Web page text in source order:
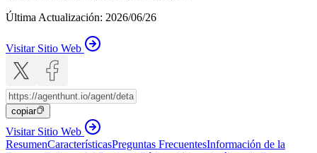
Última Actualización: 2026/06/26
Visitar Sitio Web
copiar
Visitar Sitio Web
ResumenCaracterísticasPreguntas FrecuentesInformación de la